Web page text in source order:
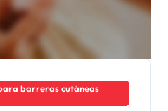
barreras cutáneas